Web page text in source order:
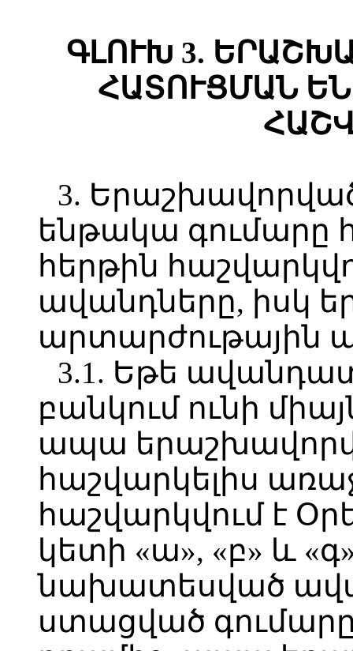
ԳԼՈՒԽ 3.
ՀԱՏՈՒՑՄԱՆ
3.
ենթակա գումարը
հերթին
ավանդները, իսկ
արտարժութային
3.1. Եթե
բանկում ունի
ապա
հաշվարկելիս
հաշվարկվում է
կետի «ա», «բ» և
նախատեսված
ստացված գումարը